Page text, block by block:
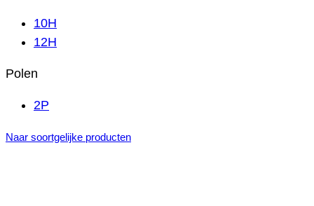
10H
12H
Polen
2P
Naar soortgelijke producten